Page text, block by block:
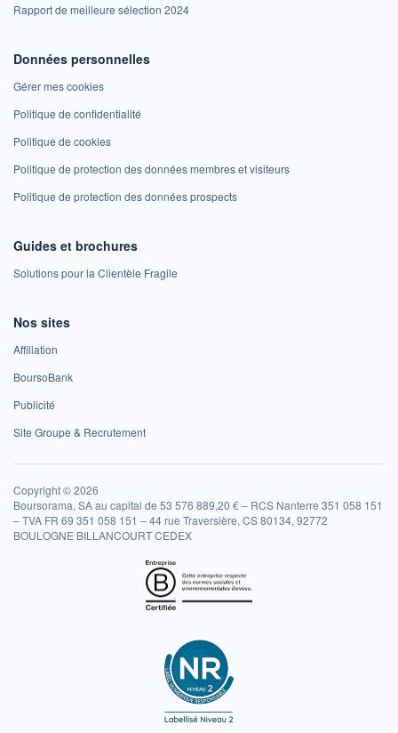
Rapport de meilleure sélection 2024
Données personnelles
Gérer mes cookies
Politique de confidentialité
Politique de cookies
Politique de protection des données membres et visiteurs
Politique de protection des données prospects
Guides et brochures
Solutions pour la Clientèle Fragile
Nos sites
Affiliation
BoursoBank
Publicité
Site Groupe & Recrutement
Copyright © 2026
Boursorama, SA au capital de 53 576 889,20 € – RCS Nanterre 351 058 151
– TVA FR 69 351 058 151 – 44 rue Traversière, CS 80134, 92772
BOULOGNE BILLANCOURT CEDEX